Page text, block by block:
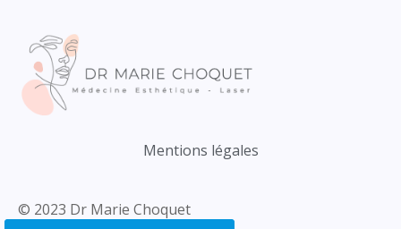
Mentions légales
© 2023 Dr Marie Choquet